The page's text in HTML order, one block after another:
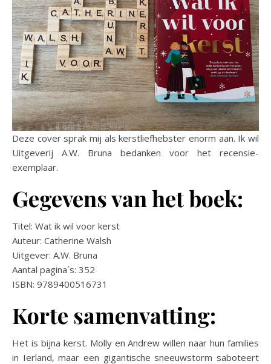
Deze cover sprak mij als kerstliefhebster enorm aan. Ik wil
Uitgeverij A.W. Bruna bedanken voor het recensie-
exemplaar.
Gegevens van het boek:
Titel: Wat ik wil voor kerst
Auteur: Catherine Walsh
Uitgever: A.W. Bruna
Aantal pagina´s: 352
ISBN: 9789400516731
Korte samenvatting:
Het is bijna kerst. Molly en Andrew willen naar hun families
in Ierland, maar een gigantische sneeuwstorm saboteert